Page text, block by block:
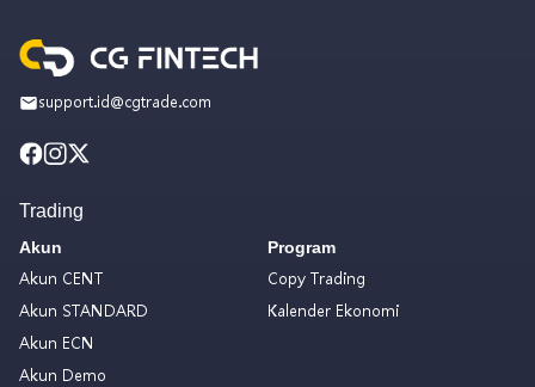
support.id@cgtrade.com
Trading
Akun
Akun CENT
Akun STANDARD
Akun ECN
Akun Demo
Program
Copy Trading
Kalender Ekonomi